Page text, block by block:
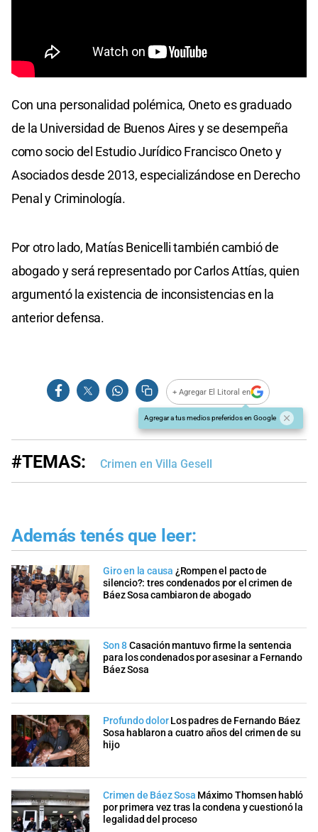
Con una personalidad polémica, Oneto es graduado
de la Universidad de Buenos Aires y se desempeña
como socio del Estudio Jurídico Francisco Oneto y
Asociados desde 2013, especializándose en Derecho
Penal y Criminología.
Por otro lado, Matías Benicelli también cambió de
abogado y será representado por Carlos Attías, quien
argumentó la existencia de inconsistencias en la
anterior defensa.
+ Agregar El Litoral en
Agregar a tus medios preferidos en Google
#TEMAS: Crimen en Villa Gesell
Además tenés que leer:
Giro en la causa ¿Rompen el pacto de
silencio?: tres condenados por el crimen de
Báez Sosa cambiaron de abogado
Son 8Casación mantuvo firme la sentencia
para los condenados por asesinar a Fernando
Báez Sosa
Profundo dolor Los padres de Fernando Báez
Sosa hablaron a cuatro años del crimen de su
hijo
Crimen de Báez Sosa Máximo Thomsen habló
por primera vez tras la condena y cuestionó la
legalidad del proceso